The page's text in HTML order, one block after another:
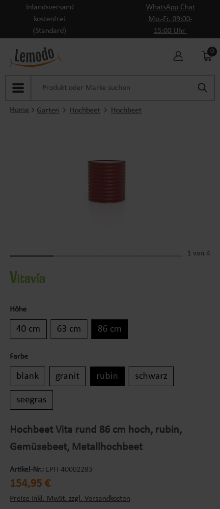
Zum Hauptinhalt springen
Inlandsversand
kostenfrei
(Standard)
WhatsApp Chat
Mo.-Fr. 09:00-
15:00 Uhr
0
Home Garten Hochbeet Hochbeet
1 von 4
Höhe
40 cm 63 cm 86 cm
Farbe
blank granit rubin schwarz
seegras
Hochbeet Vita rund 86 cm hoch, rubin,
Gemüsebeet, Metallhochbeet
Artikel-Nr.: EPH-40002283
Regulärer Preis:
154,95 €
Preise inkl. MwSt. zzgl. Versandkosten